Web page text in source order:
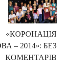
«КОРОНАЦІЯ
– 2014»: БЕЗ
КОМЕНТАРІВ